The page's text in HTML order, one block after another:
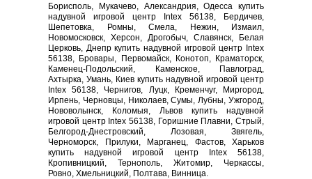
Борисполь, Мукачево, Александрия, Одесса купить
надувной игровой центр Intex 56138, Бердичев,
Шепетовка, Ромны, Смела, Нежин, Измаил,
Новомосковск, Херсон, Дрогобыч, Славянск, Белая
Церковь, Днепр купить надувной игровой центр Intex
56138, Бровары, Первомайск, Конотоп, Краматорск,
Каменец-Подольский, Каменское, Павлоград,
Ахтырка, Умань, Киев купить надувной игровой центр
Intex 56138, Чернигов, Луцк, Кременчуг, Миргород,
Ирпень, Черновцы, Николаев, Сумы, Лубны, Ужгород,
Нововолынск, Коломыя, Львов купить надувной
игровой центр Intex 56138, Горишние Плавни, Стрый,
Белгород-Днестровский, Лозовая, Звягель,
Черноморск, Прилуки, Марганец, Фастов, Харьков
купить надувной игровой центр Intex 56138,
Кропивницкий, Тернополь, Житомир, Черкассы,
Ровно, Хмельницкий, Полтава, Винница.